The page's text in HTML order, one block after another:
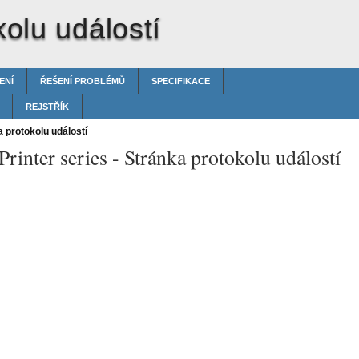
událostí
ŘEŠENÍ PROBLÉMŮ SPECIFIKACE
REJSTŘÍK
protokolu událostí
series - Stránka protokolu událostí